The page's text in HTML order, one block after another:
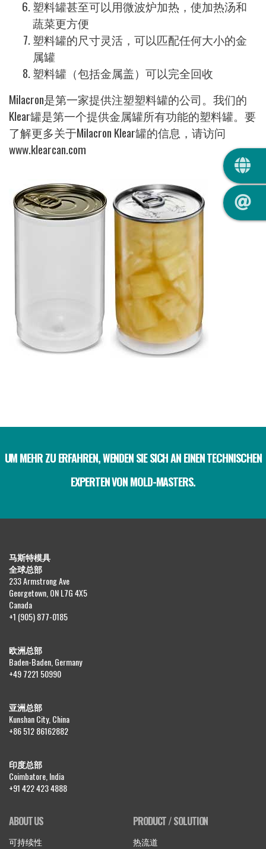
塑料罐甚至可以用微波炉加热，使加热汤和
蔬菜更方便
塑料罐的尺寸灵活，可以匹配任何大小的金
属罐
塑料罐（包括金属盖）可以完全回收
Milacron是第一家提供注塑塑料罐的公司。我们的
Klear罐是第一个提供金属罐所有功能的塑料罐。要
了解更多关于Milacron Klear罐的信息，请访问
www.klearcan.com
UM MEHR ZU ERFAHREN, WENDEN SIE SICH AN EINEN TECHNISCHEN
EXPERTEN VON MOLD-MASTERS.
马斯特模具
全球总部
233 Armstrong Ave
Georgetown, ON L7G 4X5
Canada
+1 (905) 877-0185
欧洲总部
Baden-Baden, Germany
+49 7221 50990
亚洲总部
Kunshan City, China
+86 512 86162882
印度总部
Coimbatore, India
+91 422 423 4888
ABOUT US
可持续性
PRODUCT / SOLUTION
热流道